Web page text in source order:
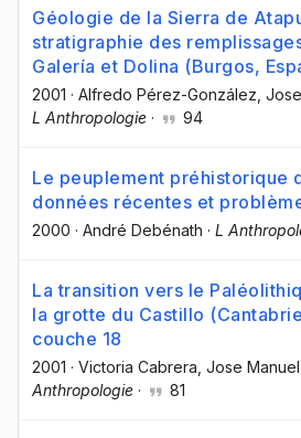
Géologie de la Sierra de
stratigraphie des
Galería et Dolina (Burgos,
2001 · Alfredo Pérez-González ,
L Anthropologie · 94
Le peuplement préhistorique
données récentes et
2000 · André Debénath · L
La transition vers le
la grotte du Castillo
couche 18
2001 · Victoria Cabrera , Jose
Anthropologie · 81